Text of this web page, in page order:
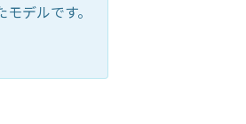
デルです。